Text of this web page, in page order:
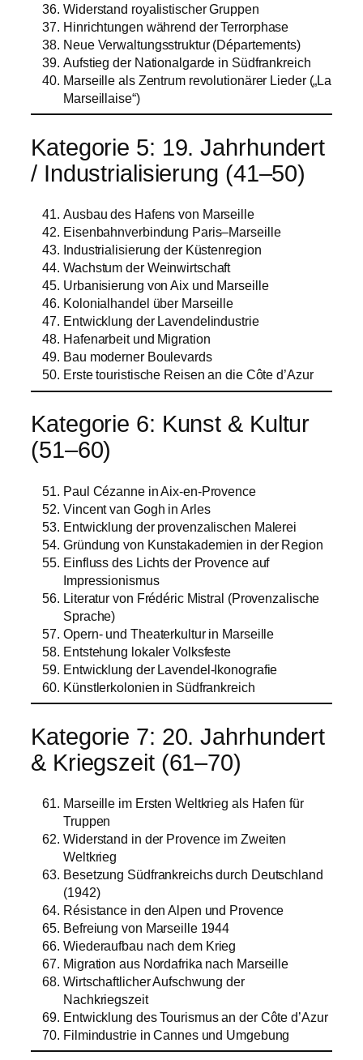
Widerstand royalistischer Gruppen
Hinrichtungen während der Terrorphase
Neue Verwaltungsstruktur (Départements)
Aufstieg der Nationalgarde in Südfrankreich
Marseille als Zentrum revolutionärer Lieder („La
Marseillaise“)
Kategorie 5: 19. Jahrhundert
/ Industrialisierung (41–50)
Ausbau des Hafens von Marseille
Eisenbahnverbindung Paris–Marseille
Industrialisierung der Küstenregion
Wachstum der Weinwirtschaft
Urbanisierung von Aix und Marseille
Kolonialhandel über Marseille
Entwicklung der Lavendelindustrie
Hafenarbeit und Migration
Bau moderner Boulevards
Erste touristische Reisen an die Côte d’Azur
Kategorie 6: Kunst & Kultur
(51–60)
Paul Cézanne in Aix-en-Provence
Vincent van Gogh in Arles
Entwicklung der provenzalischen Malerei
Gründung von Kunstakademien in der Region
Einfluss des Lichts der Provence auf
Impressionismus
Literatur von Frédéric Mistral (Provenzalische
Sprache)
Opern- und Theaterkultur in Marseille
Entstehung lokaler Volksfeste
Entwicklung der Lavendel-Ikonografie
Künstlerkolonien in Südfrankreich
Kategorie 7: 20. Jahrhundert
& Kriegszeit (61–70)
Marseille im Ersten Weltkrieg als Hafen für
Truppen
Widerstand in der Provence im Zweiten
Weltkrieg
Besetzung Südfrankreichs durch Deutschland
(1942)
Résistance in den Alpen und Provence
Befreiung von Marseille 1944
Wiederaufbau nach dem Krieg
Migration aus Nordafrika nach Marseille
Wirtschaftlicher Aufschwung der
Nachkriegszeit
Entwicklung des Tourismus an der Côte d’Azur
Filmindustrie in Cannes und Umgebung